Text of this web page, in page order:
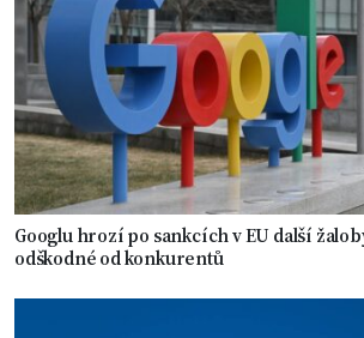
Googlu hrozí po sankcích v EU další
odškodné od konkurentů